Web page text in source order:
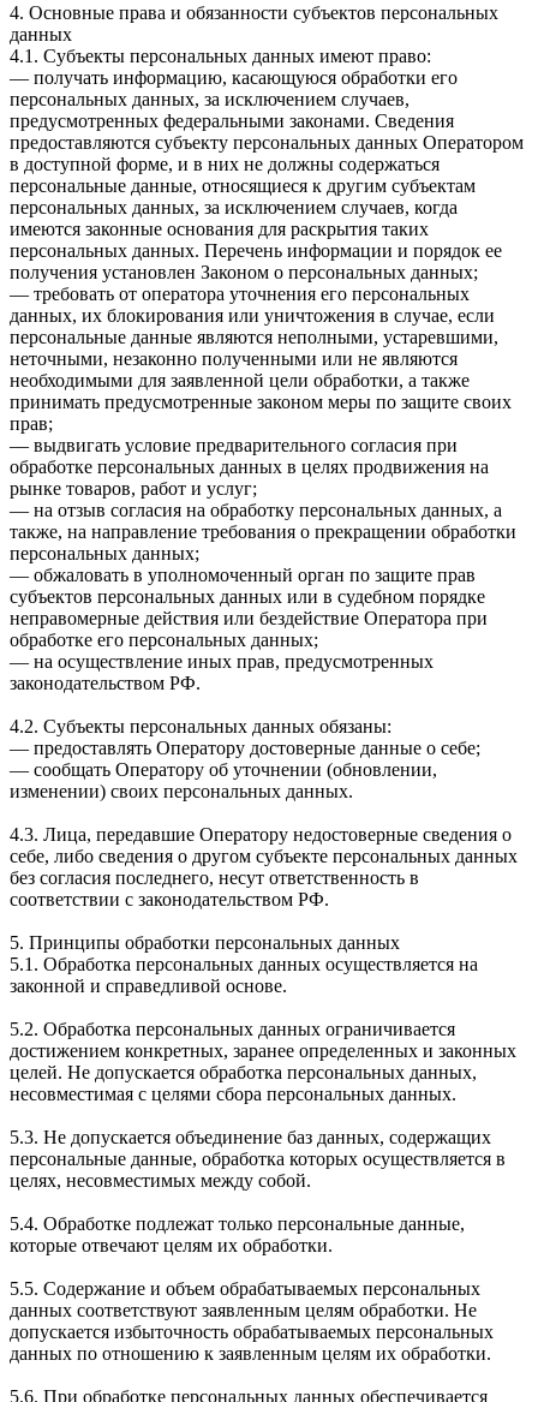
4. Основные права и обязанности субъектов персональных
данных
4.1. Субъекты персональных данных имеют право:
— получать информацию, касающуюся обработки его
персональных данных, за исключением случаев,
предусмотренных федеральными законами. Сведения
предоставляются субъекту персональных данных Оператором
в доступной форме, и в них не должны содержаться
персональные данные, относящиеся к другим субъектам
персональных данных, за исключением случаев, когда
имеются законные основания для раскрытия таких
персональных данных. Перечень информации и порядок ее
получения установлен Законом о персональных данных;
— требовать от оператора уточнения его персональных
данных, их блокирования или уничтожения в случае, если
персональные данные являются неполными, устаревшими,
неточными, незаконно полученными или не являются
необходимыми для заявленной цели обработки, а также
принимать предусмотренные законом меры по защите своих
прав;
— выдвигать условие предварительного согласия при
обработке персональных данных в целях продвижения на
рынке товаров, работ и услуг;
— на отзыв согласия на обработку персональных данных, а
также, на направление требования о прекращении обработки
персональных данных;
— обжаловать в уполномоченный орган по защите прав
субъектов персональных данных или в судебном порядке
неправомерные действия или бездействие Оператора при
обработке его персональных данных;
— на осуществление иных прав, предусмотренных
законодательством РФ.
4.2. Субъекты персональных данных обязаны:
— предоставлять Оператору достоверные данные о себе;
— сообщать Оператору об уточнении (обновлении,
изменении) своих персональных данных.
4.3. Лица, передавшие Оператору недостоверные сведения о
себе, либо сведения о другом субъекте персональных данных
без согласия последнего, несут ответственность в
соответствии с законодательством РФ.
5. Принципы обработки персональных данных
5.1. Обработка персональных данных осуществляется на
законной и справедливой основе.
5.2. Обработка персональных данных ограничивается
достижением конкретных, заранее определенных и законных
целей. Не допускается обработка персональных данных,
несовместимая с целями сбора персональных данных.
5.3. Не допускается объединение баз данных, содержащих
персональные данные, обработка которых осуществляется в
целях, несовместимых между собой.
5.4. Обработке подлежат только персональные данные,
которые отвечают целям их обработки.
5.5. Содержание и объем обрабатываемых персональных
данных соответствуют заявленным целям обработки. Не
допускается избыточность обрабатываемых персональных
данных по отношению к заявленным целям их обработки.
5.6. При обработке персональных данных обеспечивается